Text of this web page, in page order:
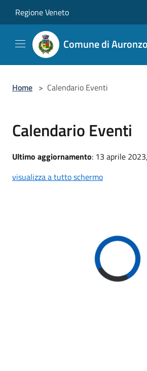
Regione Veneto
Comune di
Home > Calendario Eventi
Calendario Eventi
Ultimo aggiornamento: 13 aprile
visualizza a tutto schermo